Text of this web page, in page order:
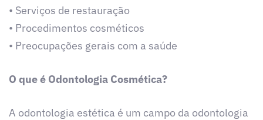
• Serviços de restauração
• Procedimentos cosméticos
• Preocupações gerais com a saúde
O que é Odontologia Cosmética?
A odontologia estética é um campo da odontologia